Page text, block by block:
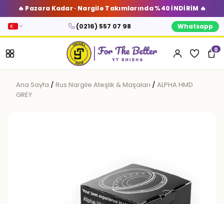
🔥 Pazara Kadar · Nargile Takımlarında %40 İNDİRİM 🔥
(0216) 557 07 98 Whatsapp
0
Ana Sayfa / Rus Nargile Ateşlik & Maşaları / ALPHA HMD
GREY